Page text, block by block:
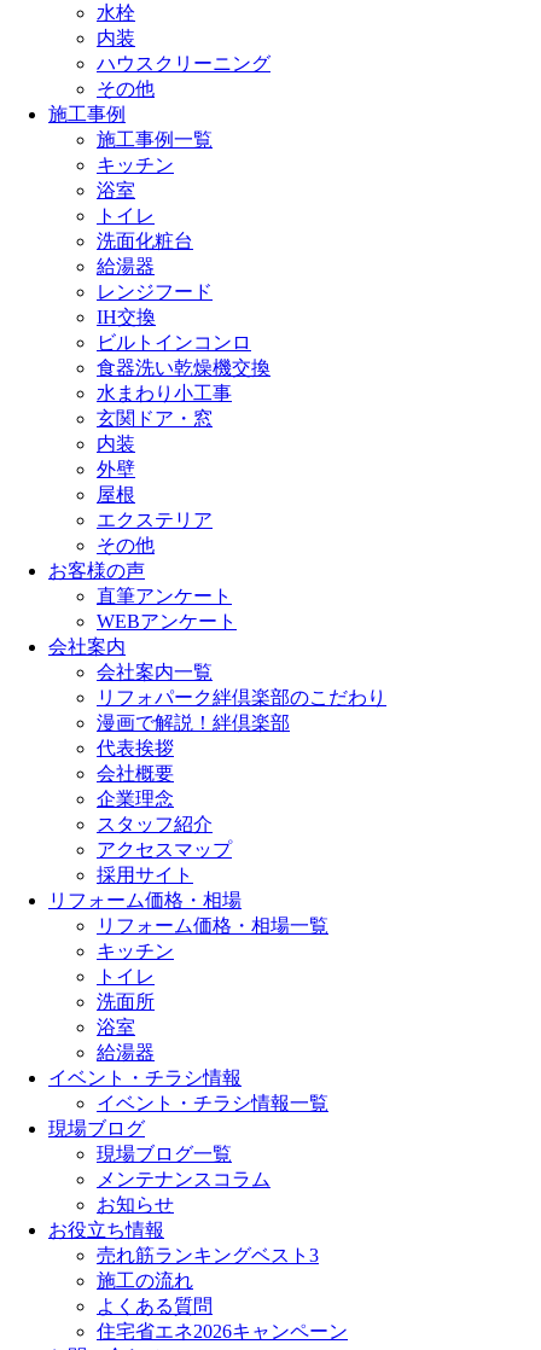
水栓
内装
ハウスクリーニング
その他
施工事例
施工事例一覧
キッチン
浴室
トイレ
洗面化粧台
給湯器
レンジフード
IH交換
ビルトインコンロ
食器洗い乾燥機交換
水まわり小工事
玄関ドア・窓
内装
外壁
屋根
エクステリア
その他
お客様の声
直筆アンケート
WEBアンケート
会社案内
会社案内一覧
リフォパーク絆倶楽部のこだわり
漫画で解説！絆倶楽部
代表挨拶
会社概要
企業理念
スタッフ紹介
アクセスマップ
採用サイト
リフォーム価格・相場
リフォーム価格・相場一覧
キッチン
トイレ
洗面所
浴室
給湯器
イベント・チラシ情報
イベント・チラシ情報一覧
現場ブログ
現場ブログ一覧
メンテナンスコラム
お知らせ
お役立ち情報
売れ筋ランキングベスト3
施工の流れ
よくある質問
住宅省エネ2026キャンペーン